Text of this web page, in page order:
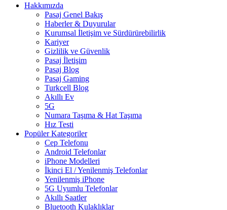
Hakkımızda
Pasaj Genel Bakış
Haberler & Duyurular
Kurumsal İletişim ve Sürdürürebilirlik
Kariyer
Gizlilik ve Güvenlik
Pasaj İletişim
Pasaj Blog
Pasaj Gaming
Turkcell Blog
Akıllı Ev
5G
Numara Taşıma & Hat Taşıma
Hız Testi
Popüler Kategoriler
Cep Telefonu
Android Telefonlar
iPhone Modelleri
İkinci El / Yenilenmiş Telefonlar
Yenilenmiş iPhone
5G Uyumlu Telefonlar
Akıllı Saatler
Bluetooth Kulaklıklar